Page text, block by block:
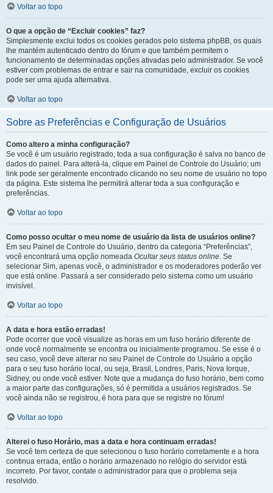
Voltar ao topo
O que a opção de “Excluir cookies” faz?
Simplesmente exclui todos os cookies gerados pelo sistema phpBB, os quais
lhe mantém autenticado dentro do fórum e que também permitem o
funcionamento de determinadas opções ativadas pelo administrador. Se você
estiver com problemas de entrar e sair na comunidade, excluir os cookies
pode ser uma ajuda alternativa.
Voltar ao topo
Sobre as Preferências e Configuração de Usuários
Como altero a minha configuração?
Se você é um usuário registrado, toda a sua configuração é salva no banco de
dados do painel. Para alterá-la, clique em Painel de Controle do Usuário; um
link pode ser geralmente encontrado clicando no seu nome de usuário no topo
da página. Este sistema lhe permitirá alterar toda a sua configuração e
preferências.
Voltar ao topo
Como posso ocultar o meu nome de usuário da lista de usuários online?
Em seu Painel de Controle do Usuário, dentro da categoria “Preferências”,
você encontrará uma opção nomeada Ocultar seus status online. Se
selecionar Sim, apenas você, o administrador e os moderadores poderão ver
que está online. Passará a ser considerado pelo sistema como um usuário
invisível.
Voltar ao topo
A data e hora estão erradas!
Pode ocorrer que você visualize as horas em um fuso horário diferente de
onde você normalmente se encontra ou inicialmente programou. Se esse é o
seu caso, você deve alterar no seu Painel de Controle do Usuário a opção
para o seu fuso horário local, ou seja, Brasil, Londres, Paris, Nova Iorque,
Sidney, ou onde você estiver. Note que a mudança do fuso horário, bem como
a maior parte das configurações, só é permitida a usuários registrados. Se
você ainda não se registrou, é hora para que se registre no fórum!
Voltar ao topo
Alterei o fuso Horário, mas a data e hora continuam erradas!
Se você tem certeza de que selecionou o fuso horário corretamente e a hora
continua errada, então o horário armazenado no relógio do servidor está
incorreto. Por favor, contate o administrador para que o problema seja
resolvido.